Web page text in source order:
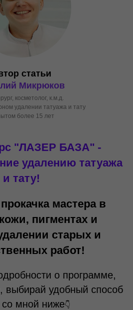
статьи
Микрюков
косметолог, к.м.д.
удалении татуажа и тату
более 15 лет
"ЛАЗЕР БАЗА" -
удалению татуажа
и тату!
мастера в
пигментах и
старых и
работ!
о программе,
выбирай удобный способ
со мной ниже👇